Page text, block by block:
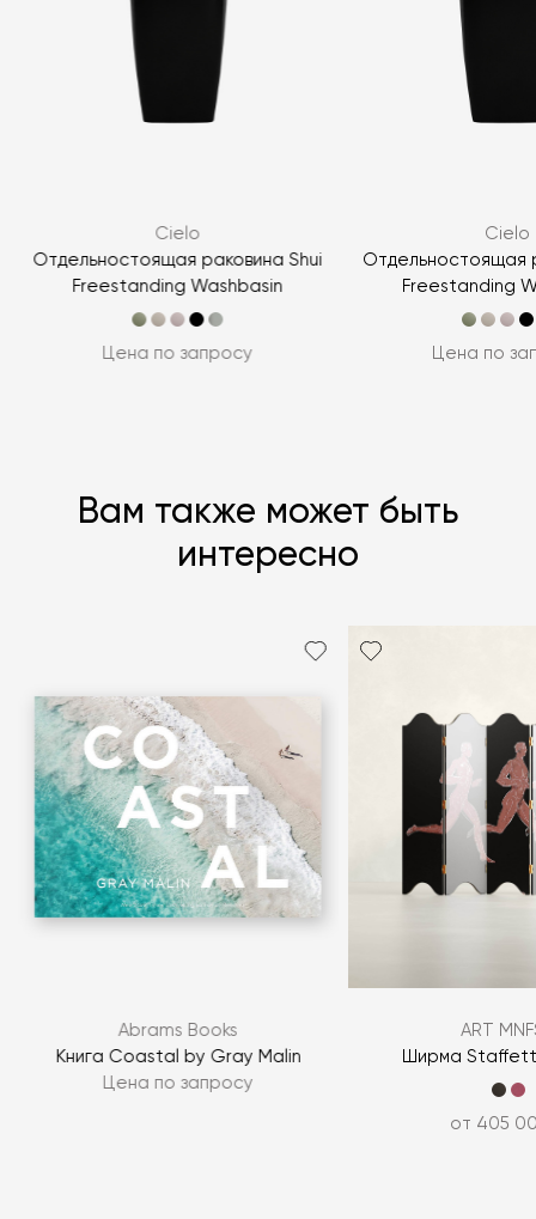
Я согласен с политикой персональных данных
Cielo
Отдельностоящая раковина Shui
Freestanding Washbasin
Цена по запросу
Cielo
Отдельностоящая
Freestanding
Цена по
Вам также может быть
интересно
Abrams Books
Книга Coastal by Gray Malin
Цена по запросу
ART
Ширма
от 405